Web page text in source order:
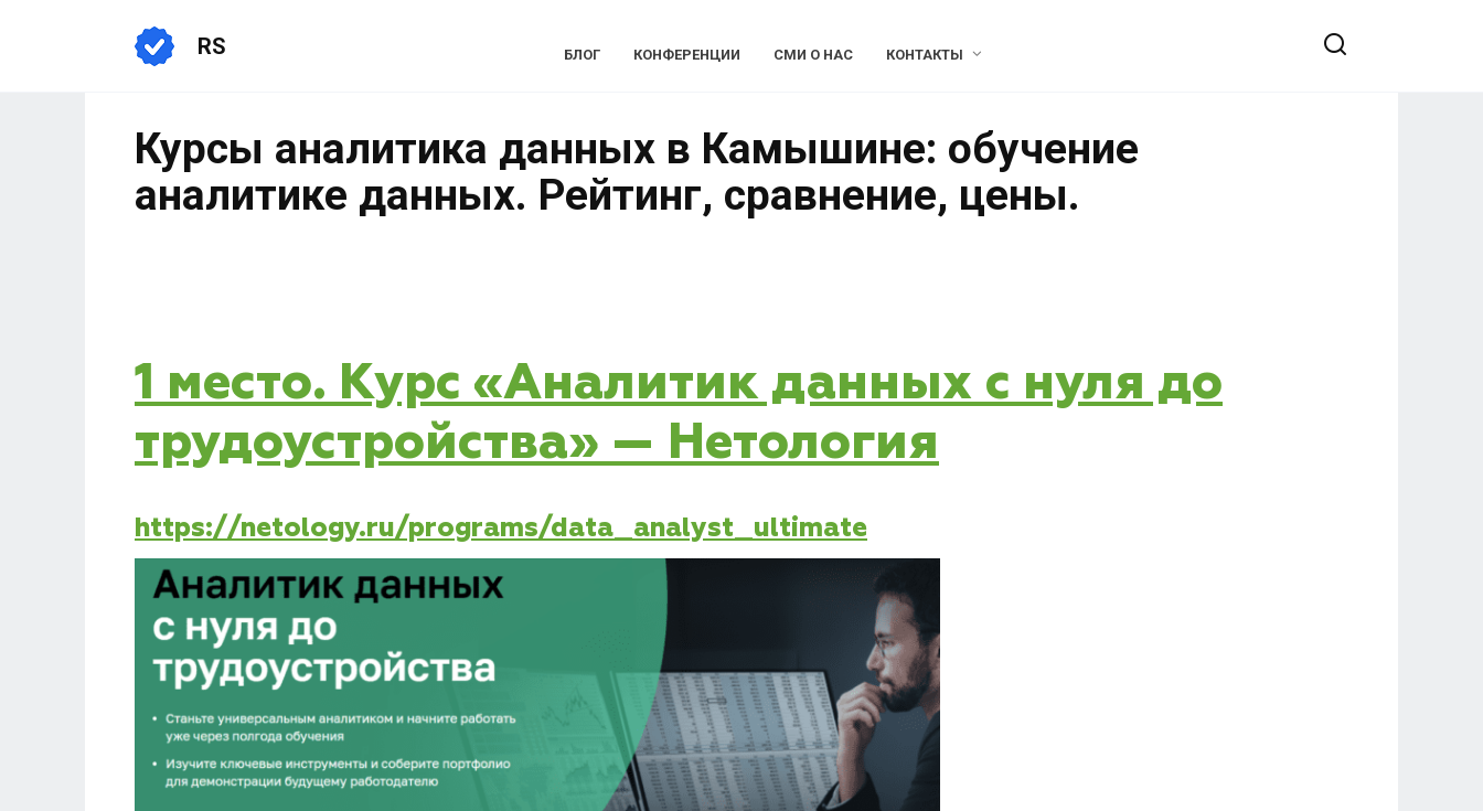
RS БЛОГ КОНФЕРЕНЦИИ СМИ О НАС КОНТАКТЫ
Курсы аналитика данных в Камышине: обучение
аналитике данных. Рейтинг, сравнение, цены.
1 место. Курс «Аналитик данных с нуля до
трудоустройства» — Нетология
https://netology.ru/programs/data_analyst_ultimate